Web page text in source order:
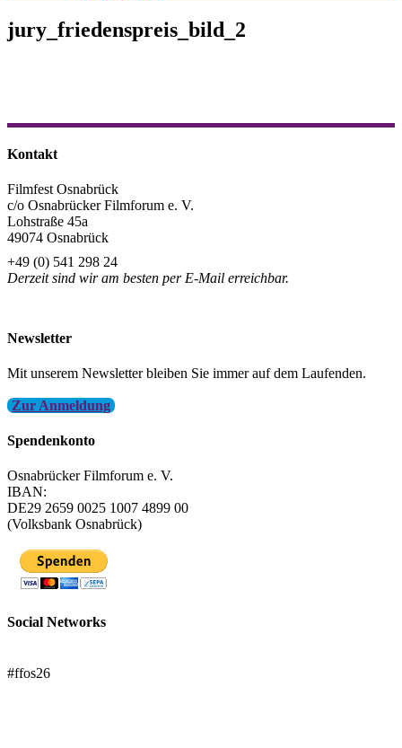
jury_friedenspreis_bild_2
Kontakt
Filmfest Osnabrück
c/o Osnabrücker Filmforum e. V.
Lohstraße 45a
49074 Osnabrück
+49 (0) 541 298 24
Derzeit sind wir am besten per E-Mail erreichbar.
Newsletter
Mit unserem Newsletter bleiben Sie immer auf dem Laufenden.
Zur Anmeldung
Spendenkonto
Osnabrücker Filmforum e. V.
IBAN:
DE29 2659 0025 1007 4899 00
(Volksbank Osnabrück)
Social Networks
#ffos26